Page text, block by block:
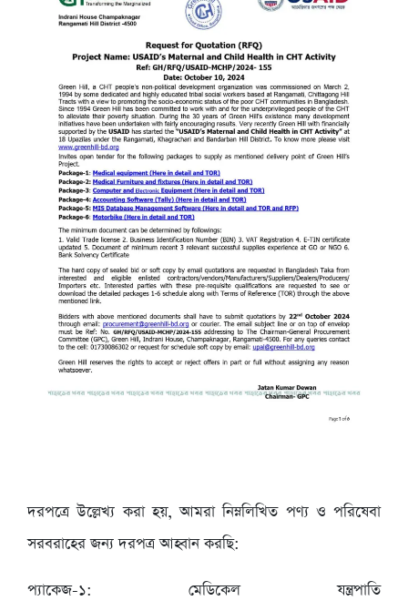
দরপত্রে উল্লেখ্য করা হয়, আমরা নিম্নলিখিত পণ্য ও পরিষেবা
সরবরাহের জন্য দরপত্র আহ্বান করছি:
প্যাকেজ-১: মেডিকেল যন্ত্রপাতি